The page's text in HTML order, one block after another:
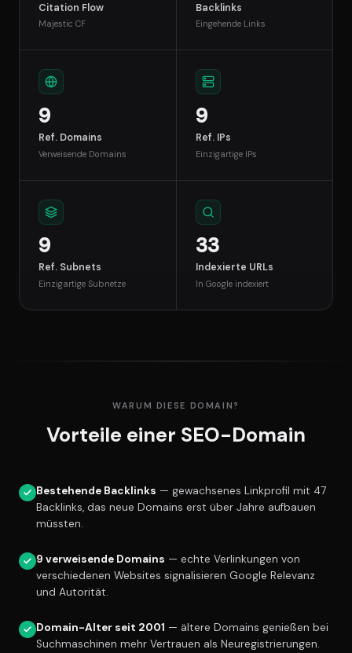
Citation Flow
Majestic CF
Backlinks
Eingehende Links
9
Ref. Domains
Verweisende Domains
9
Ref. IPs
Einzigartige IPs
9
Ref. Subnets
Einzigartige Subnetze
33
Indexierte URLs
In Google indexiert
WARUM DIESE DOMAIN?
Vorteile einer SEO-Domain
Bestehende Backlinks — gewachsenes Linkprofil mit 47
Backlinks, das neue Domains erst über Jahre aufbauen
müssten.
9 verweisende Domains — echte Verlinkungen von
verschiedenen Websites signalisieren Google Relevanz
und Autorität.
Domain-Alter seit 2001 — ältere Domains genießen bei
Suchmaschinen mehr Vertrauen als Neuregistrierungen.